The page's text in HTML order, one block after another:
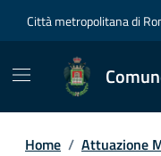
Città metropolitana di
Home / Attuazione